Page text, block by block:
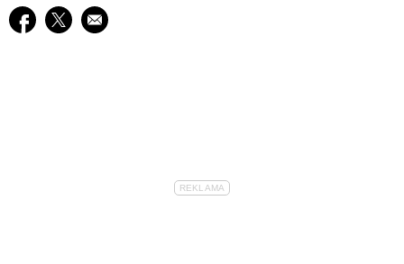
Udostępnij na facebook
Udostępnij na twitter
E-mail do przyjaciela